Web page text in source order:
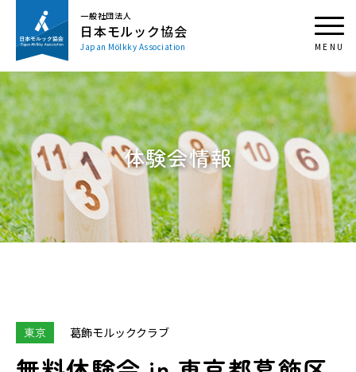
一般社団法人
日本モルック協会
Japan Mölkky Association
体験会情報
東京 葛飾モルッククラブ